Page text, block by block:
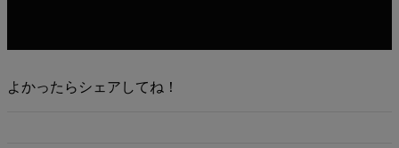
よかったらシェアしてね！